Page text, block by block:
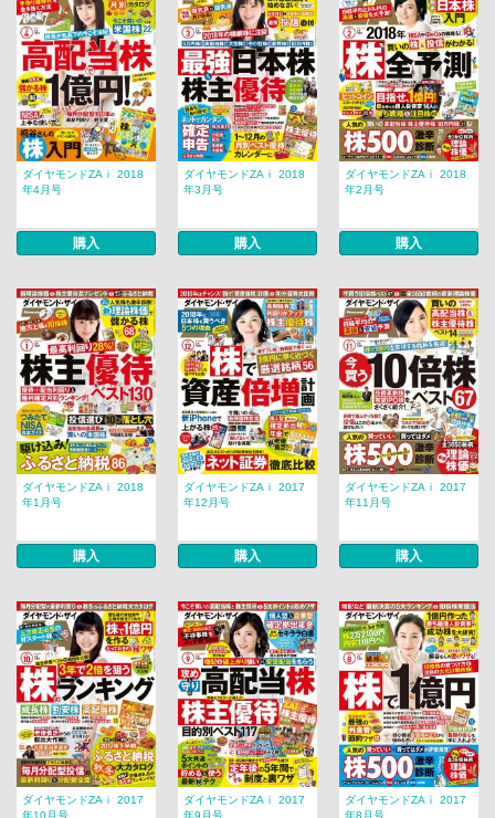
ダイヤモンドZAｉ 2018
年4月号
購入
ダイヤモンドZAｉ 2018
年3月号
購入
ダイヤモンドZAｉ 2018
年2月号
購入
ダイヤモンドZAｉ 2018
年1月号
購入
ダイヤモンドZAｉ 2017
年12月号
購入
ダイヤモンドZAｉ 2017
年11月号
購入
ダイヤモンドZAｉ 2017
年10月号
ダイヤモンドZAｉ 2017
年9月号
ダイヤモンドZAｉ 2017
年8月号